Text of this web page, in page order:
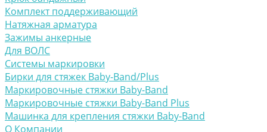
Комплект поддерживающий
Натяжная арматура
Зажимы анкерные
Для ВОЛС
Системы маркировки
Бирки для стяжек Baby-Band/Plus
Маркировочные стяжки Baby-Band
Маркировочные стяжки Baby-Band Plus
Машинка для крепления стяжки Baby-Band
О Компании